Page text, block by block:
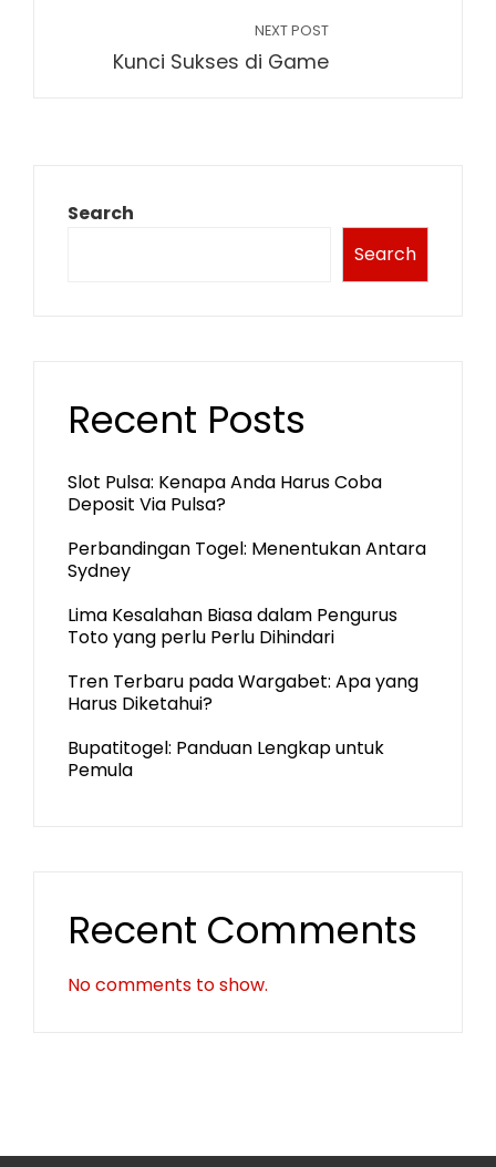
NEXT POST
Kunci Sukses di Game
Search
Search
Recent Posts
Slot Pulsa: Kenapa Anda Harus Coba
Deposit Via Pulsa?
Perbandingan Togel: Menentukan Antara
Sydney
Lima Kesalahan Biasa dalam Pengurus
Toto yang perlu Perlu Dihindari
Tren Terbaru pada Wargabet: Apa yang
Harus Diketahui?
Bupatitogel: Panduan Lengkap untuk
Pemula
Recent Comments
No comments to show.